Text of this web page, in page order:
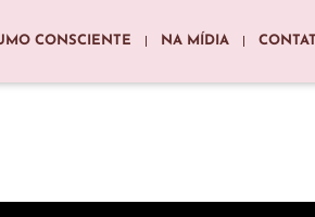
CONSCIENTE NA MÍDIA